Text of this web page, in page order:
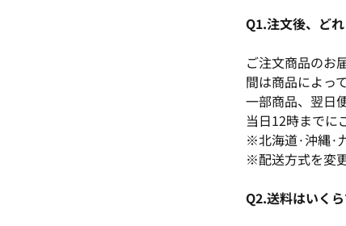
Q1.注文後、ど
ご注文商品のお
間は商品によっ
一部商品、翌日
当日12時までに
※北海道·沖縄·
※配送方式を変
Q2.送料はいく